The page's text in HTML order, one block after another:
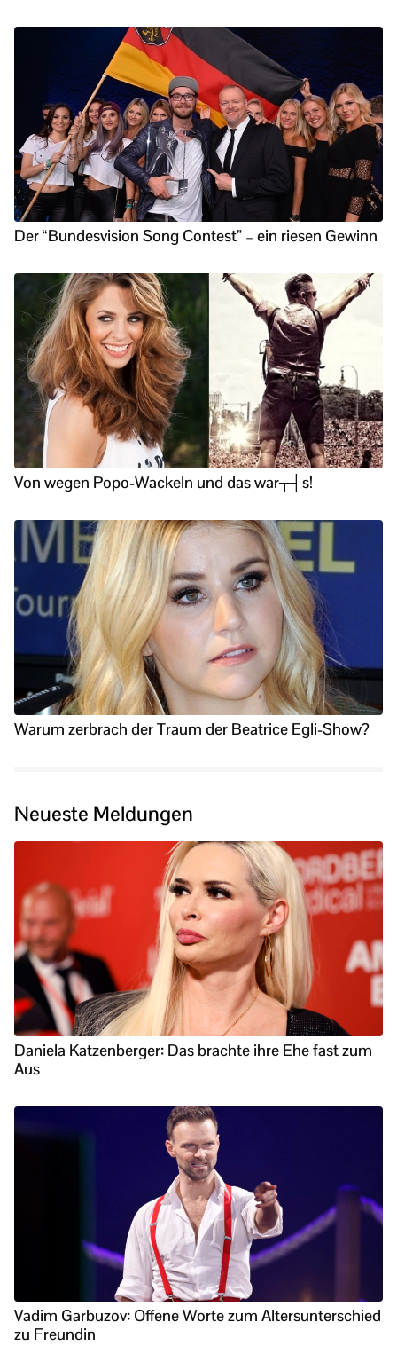
Der “Bundesvision Song Contest” – ein riesen Gewinn
Von wegen Popo-Wackeln und das war┬┤s!
Warum zerbrach der Traum der Beatrice Egli-Show?
Neueste Meldungen
Daniela Katzenberger: Das brachte ihre Ehe fast zum
Aus
Vadim Garbuzov: Offene Worte zum Altersunterschied
zu Freundin